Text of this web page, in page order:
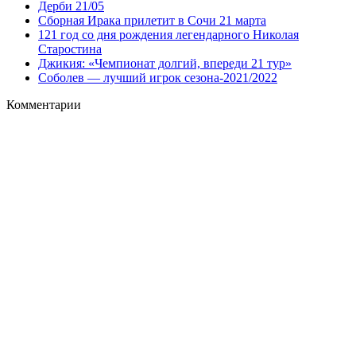
Дерби 21/05
Сборная Ирака прилетит в Сочи 21 марта
121 год со дня рождения легендарного Николая
Старостина
Джикия: «Чемпионат долгий, впереди 21 тур»
Соболев — лучший игрок сезона-2021/2022
Комментарии